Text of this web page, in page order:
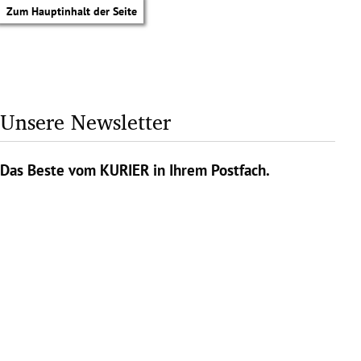
Zum Hauptinhalt der Seite
Unsere Newsletter
Das Beste vom KURIER in Ihrem Postfach.